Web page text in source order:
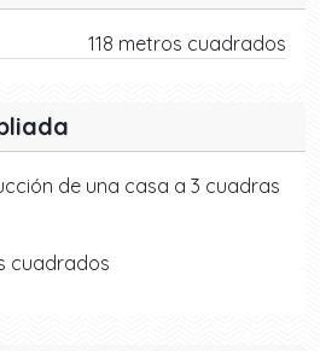
118 metros cuadrados
de una casa a 3 cuadras
cuadrados